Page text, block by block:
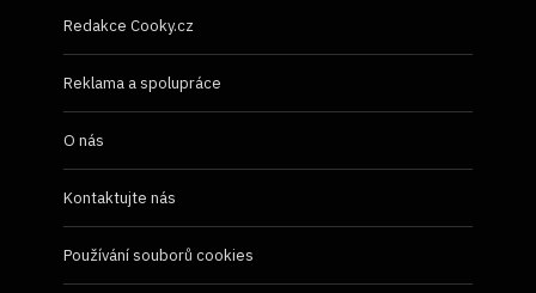
Redakce Cooky.cz
Reklama a spolupráce
O nás
Kontaktujte nás
Používání souborů cookies